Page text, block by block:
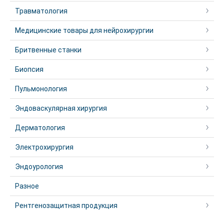
Травматология
Медицинские товары для нейрохирургии
Бритвенные станки
Биопсия
Пульмонология
Эндоваскулярная хирургия
Дерматология
Электрохирургия
Эндоурология
Разное
Рентгенозащитная продукция